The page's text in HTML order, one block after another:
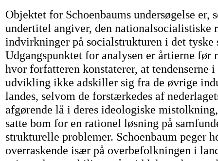
Objektet for Schoenbaums undersøgelse er,
undertitel angiver, den nationalsocialistiske
indvirkninger på socialstrukturen i det tyske
Udgangspunktet for analysen er årtierne før
hvor forfatteren konstaterer, at tendenserne
udvikling ikke adskiller sig fra de øvrige
landes, selvom de forstærkedes af
afgørende lå i deres ideologiske
satte bom for en rationel løsning på
strukturelle problemer. Schoenbaum peger
overraskende især på overbefolkningen i